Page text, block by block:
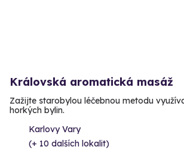
Královská aromatická masáž
Zažijte starobylou léčebnou metodu
horkých bylin.
Karlovy Vary
(+ 10 dalších lokalit)